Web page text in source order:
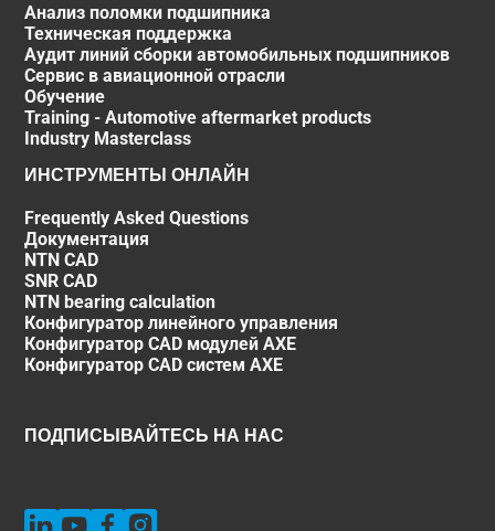
Анализ поломки подшипника
Техническая поддержка
Аудит линий сборки автомобильных подшипников
Сервис в авиационной отрасли
Обучение
Training - Automotive aftermarket products
Industry Masterclass
ИНСТРУМЕНТЫ ОНЛАЙН
Frequently Asked Questions
Документация
NTN CAD
SNR CAD
NTN bearing calculation
Конфигуратор линейного управления
Конфигуратор CAD модулей AXE
Конфигуратор CAD систем AXE
ПОДПИСЫВАЙТЕСЬ НА НАС